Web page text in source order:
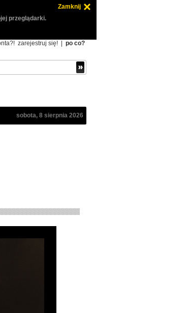
Zamknij
przeglądarki.
zarejestruj się! po co?
sobota, 8 sierpnia 2026